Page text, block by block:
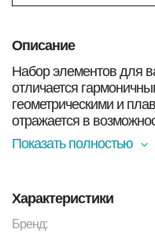
Описание
Набор элементов для
отличается
геометрическими и
отражается в
материалов: в том
Показать полностью
Характеристики
Бренд: